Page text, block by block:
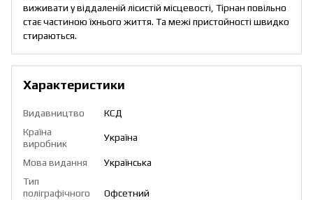
виживати у віддаленій лісистій місцевості, Тірнан повільно
стає частиною їхнього життя. Та межі пристойності швидко
стираються.
Характеристики
Видавництво
КСД
Країна
виробник
Україна
Мова видання
Українська
Тип
поліграфічного
Офсетний